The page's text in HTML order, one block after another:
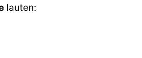
lauten: